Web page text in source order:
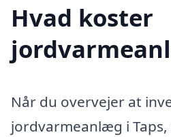
Hvad koster
Når du overvejer at
jordvarmeanlæg i